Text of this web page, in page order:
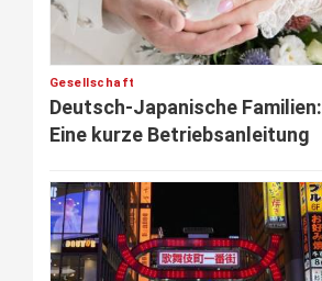
Gesellschaft
Deutsch-Japanische Familien:
Eine kurze Betriebsanleitung